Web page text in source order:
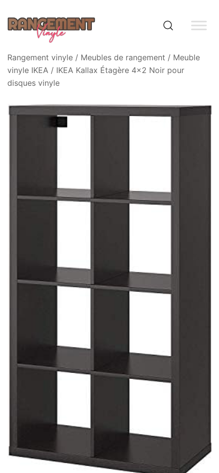
content
Rangement vinyle
Rangement vinyle / Meubles de rangement / Meuble
vinyle IKEA / IKEA Kallax Étagère 4×2 Noir pour
disques vinyle